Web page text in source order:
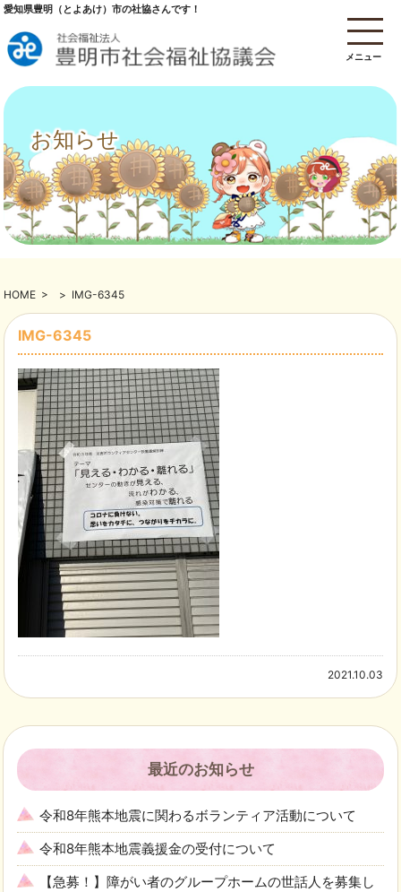
メニュー
愛知県豊明（とよあけ）市の社協さんです！
お知らせ
HOME > > IMG-6345
IMG-6345
2021.10.03
最近のお知らせ
令和8年熊本地震に関わるボランティア活動について
令和8年熊本地震義援金の受付について
【急募！】障がい者のグループホームの世話人を募集し